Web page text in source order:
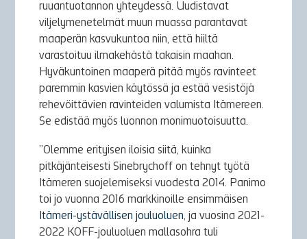
ruuantuotannon yhteydessä. Uudistavat
viljelymenetelmät muun muassa parantavat
maaperän kasvukuntoa niin, että hiiltä
varastoituu ilmakehästä takaisin maahan.
Hyväkuntoinen maaperä pitää myös ravinteet
paremmin kasvien käytössä ja estää vesistöjä
rehevöittävien ravinteiden valumista Itämereen.
Se edistää myös luonnon monimuotoisuutta.
”Olemme erityisen iloisia siitä, kuinka
pitkäjänteisesti Sinebrychoff on tehnyt työtä
Itämeren suojelemiseksi vuodesta 2014. Panimo
toi jo vuonna 2016 markkinoille ensimmäisen
Itämeri-ystävällisen jouluoluen, ja vuosina 2021-
2022 KOFF-jouluoluen mallasohra tuli